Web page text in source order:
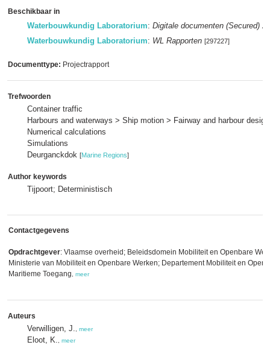
Beschikbaar in
Waterbouwkundig Laboratorium: Digitale documenten (Secured)
Waterbouwkundig Laboratorium: WL Rapporten [297227]
Documenttype: Projectrapport
Trefwoorden
Container traffic
Harbours and waterways > Ship motion > Fairway and harbour design
Numerical calculations
Simulations
Deurganckdok [Marine Regions]
Author keywords
Tijpoort; Deterministisch
Contactgegevens
Opdrachtgever: Vlaamse overheid; Beleidsdomein Mobiliteit en Openbare
Ministerie van Mobiliteit en Openbare Werken; Departement Mobiliteit en
Maritieme Toegang
meer
Auteurs
Verwilligen, J. meer
Eloot, K. meer